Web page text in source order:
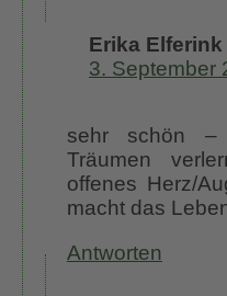
Erika Elferink
3. September
sehr schön
Träumen
offenes Herz/
macht das
Antworten